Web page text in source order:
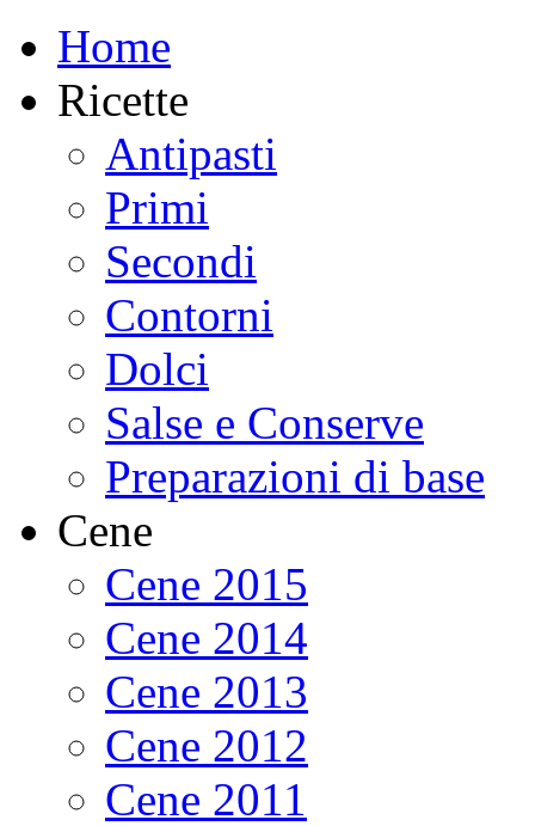
Home
Ricette
Antipasti
Primi
Secondi
Contorni
Dolci
Salse e Conserve
Preparazioni di base
Cene
Cene 2015
Cene 2014
Cene 2013
Cene 2012
Cene 2011